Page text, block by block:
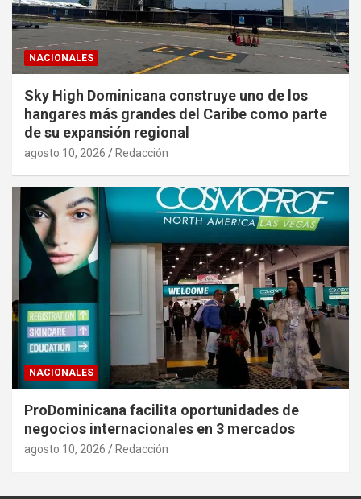
NACIONALES
Sky High Dominicana construye uno de los
hangares más grandes del Caribe como parte
de su expansión regional
agosto 10, 2026 Redacción
NACIONALES
ProDominicana facilita oportunidades de
negocios internacionales en 3 mercados
agosto 10, 2026 Redacción